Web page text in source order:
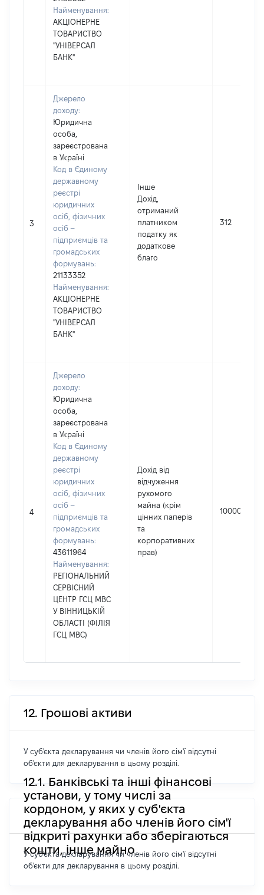
Найменування:
АКЦІОНЕРНЕ
ТОВАРИСТВО
"УНІВЕРСАЛ
БАНК"
3
Джерело
доходу:
Юридична
особа,
зареєстрована
в Україні
Код в Єдиному
державному
реєстрі
юридичних
осіб, фізичних
осіб –
підприємців та
громадських
формувань:
21133352
Найменування:
АКЦІОНЕРНЕ
ТОВАРИСТВО
"УНІВЕРСАЛ
БАНК"
Інше
Дохід,
отриманий
платником
податку як
додаткове
благо
312
4
Джерело
доходу:
Юридична
особа,
зареєстрована
в Україні
Код в Єдиному
державному
реєстрі
юридичних
осіб, фізичних
осіб –
підприємців та
громадських
формувань:
43611964
Найменування:
РЕГІОНАЛЬНИЙ
СЕРВІСНИЙ
ЦЕНТР ГСЦ МВС
У ВІННИЦЬКІЙ
ОБЛАСТІ (ФІЛІЯ
ГСЦ МВС)
Дохід від
відчуження
рухомого
майна (крім
цінних паперів
та
корпоративних
прав)
10000
12. Грошові активи
У суб'єкта декларування чи членів його сім'ї відсутні
об'єкти для декларування в цьому розділі.
12.1. Банківські та інші фінансові
установи, у тому числі за
кордоном, у яких у суб'єкта
декларування або членів його сім'ї
відкриті рахунки або зберігаються
кошти, інше майно
У суб'єкта декларування чи членів його сім'ї відсутні
об'єкти для декларування в цьому розділі.